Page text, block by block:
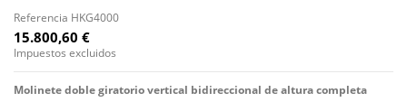
Referencia HKG4000
15.800,60 €
Impuestos excluidos
Molinete doble giratorio vertical bidireccional de altura completa